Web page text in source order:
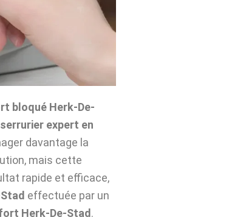
bloqué Herk-De-
serrurier expert en
davantage la
mais cette
rapide et efficace,
effectuée par un
Herk-De-Stad .